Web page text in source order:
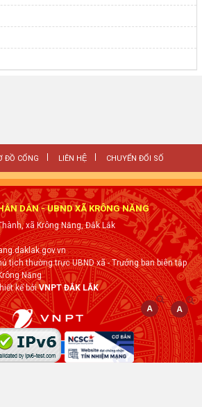
ĐỒ CỔNG LIÊN HỆ CHUYỂN ĐỔI SỐ
DÂN - UBND XÃ KRÔNG NĂNG
xã Krông Năng, Đắk Lắk
tịch thường trực UBND xã - Trưởng ban biên tập
Năng
kế bởiVNPT ĐẮK LẮK